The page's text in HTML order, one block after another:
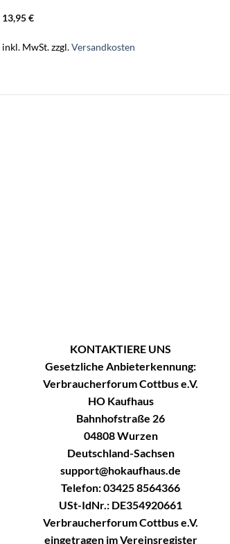
13,95€
inkl. MwSt.zzgl.Versandkosten
KONTAKTIERE UNS
Gesetzliche Anbieterkennung:
Verbraucherforum Cottbus e.V.
HO Kaufhaus
Bahnhofstraße 26
04808 Wurzen
Deutschland-Sachsen
support@hokaufhaus.de
Telefon: 03425 8564366
USt-IdNr.: DE354920661
Verbraucherforum Cottbus e.V.
eingetragen im Vereinsregister